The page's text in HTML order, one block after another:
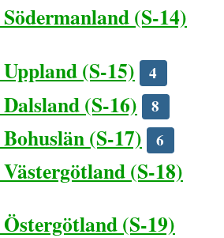
(S-14)
(S-15) 4
(S-16) 8
(S-17) 6
(S-18)
(S-19)